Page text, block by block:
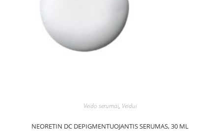
Veido serumai, Veidui
NEORETIN DC DEPIGMENTUOJANTIS SERUMAS, 30 ML